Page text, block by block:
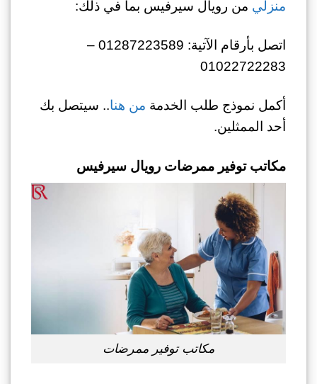
منزلي من رويال سيرفيس بما في ذلك:
اتصل بأرقام الآتية: 01287223589 –
01022722283
أكمل نموذج طلب الخدمة من هنا.. سيتصل بك
أحد الممثلين.
مكاتب توفير ممرضات رويال سيرفيس
مكاتب توفير ممرضات